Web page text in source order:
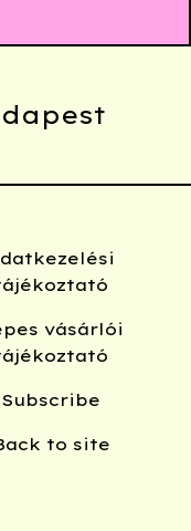
vásárlói
Subscribe
to site